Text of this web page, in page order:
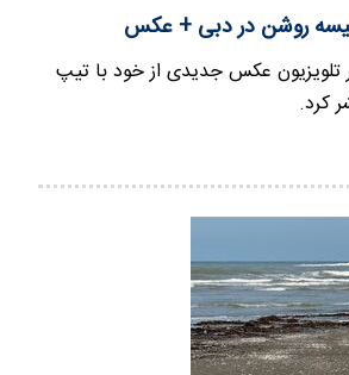
روشن در دبی + عکس
تلویزیون عکس جدیدی از خود با تیپ
کرد.